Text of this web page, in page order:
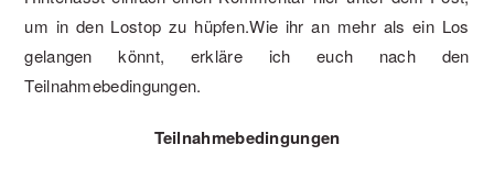
um in den Lostop zu hüpfen.Wie ihr an mehr als ein Los
gelangen könnt, erkläre ich euch nach den
Teilnahmebedingungen.
Teilnahmebedingungen